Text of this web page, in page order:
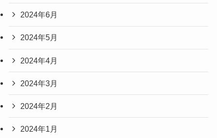
2024年6月
2024年5月
2024年4月
2024年3月
2024年2月
2024年1月